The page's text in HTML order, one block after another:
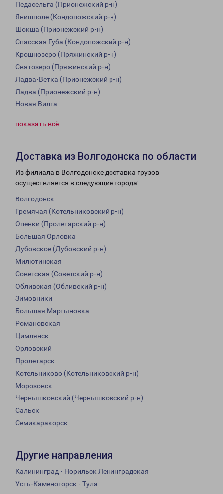
Педасельга (Прионежский р-н)
Янишполе (Кондопожский р-н)
Шокша (Прионежский р-н)
Спасская Губа (Кондопожский р-н)
Крошнозеро (Пряжинский р-н)
Святозеро (Пряжинский р-н)
Ладва-Ветка (Прионежский р-н)
Ладва (Прионежский р-н)
Новая Вилга
показать всё
Доставка из Волгодонска по области
Из филиала в Волгодонске доставка грузов
осуществляется в следующие города:
Волгодонск
Гремячая (Котельниковский р-н)
Опенки (Пролетарский р-н)
Большая Орловка
Дубовское (Дубовский р-н)
Милютинская
Советская (Советский р-н)
Обливская (Обливский р-н)
Зимовники
Большая Мартыновка
Романовская
Цимлянск
Орловский
Пролетарск
Котельниково (Котельниковский р-н)
Морозовск
Чернышковский (Чернышковский р-н)
Сальск
Семикаракорск
Другие направления
Калининград - Норильск Ленинградская
Усть-Каменогорск - Тула